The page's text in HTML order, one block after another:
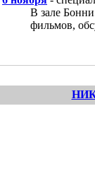
В зале
фильмов,